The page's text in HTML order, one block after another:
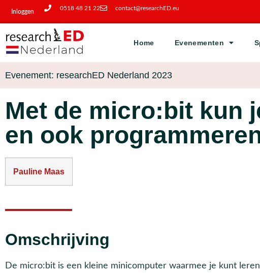
Inloggen
0518 48 21 22 contact@researchED.eu
Home Evenementen
Evenement: researchED Nederland 2023
Met de micro:bit kun
en ook
Pauline Maas
Omschrijving
De micro:bit is een kleine minicomputer waarmee je kunt